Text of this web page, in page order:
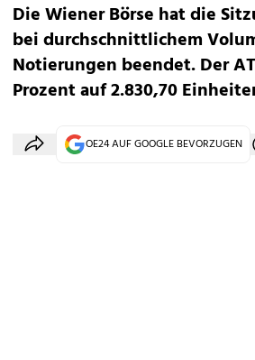
Die Wiener Börse hat die
bei durchschnittlichem
Notierungen beendet. Der
Prozent auf 2.830,70
OE24 AUF GOOGLE BEVORZUGEN